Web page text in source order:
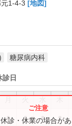
1-4-3 [地図]
糖尿病内科
日
● ● ● ●
診・休業の場合が